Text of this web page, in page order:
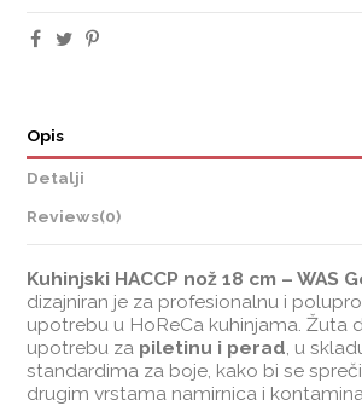
Opis
Detalji
Reviews(0)
Kuhinjski HACCP nož 18 cm – WAS
dizajniran je za profesionalnu i
upotrebu u HoReCa kuhinjama. Žuta
upotrebu za piletinu i perad , u
standardima za boje, kako bi se
drugim vrstama namirnica i